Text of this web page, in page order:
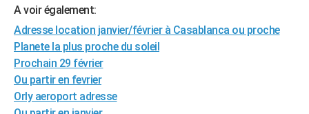
Art de vivre
Bien-être
Loisirs
Mode
Modes de vie
SANTE
Alimentation
Guide de la santé
Maladies
Médicaments
Sommeil
Destinations
City break
Voyage nature
Voyage de noces
Forum
Climat
+PHOTO
GUIDES D'ACHAT
A voir également:
Adresse location janvier/février à Casablanca ou proche
Planete la plus proche du soleil
Prochain 29 février
Ou partir en fevrier
Orly aeroport adresse